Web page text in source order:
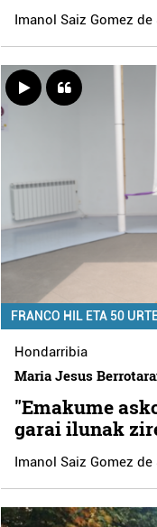
Imanol Saiz Gomez de
FRANCO HIL ETA 50
Hondarribia
Maria Jesus
"Emakume
garai ilunak
Imanol Saiz Gomez de